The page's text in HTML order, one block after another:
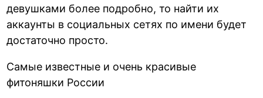
девушками более подробно, то найти их
аккаунты в социальных сетях по имени будет
достаточно просто.
Самые известные и очень красивые
фитоняшки России